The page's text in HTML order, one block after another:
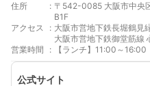
住所 : 〒542-0085 大阪市中央
B1F
アクセス
: 大阪市営地下鉄長堀鶴見
大阪市営地下鉄御堂筋線
大阪市営地下鉄堺筋線
営業時間 : 【ランチ】11:00～
公式サイト